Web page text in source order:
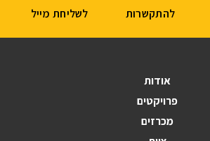
אודות
פרויקטים
מכרזים
להתקשרות לשליחת מייל